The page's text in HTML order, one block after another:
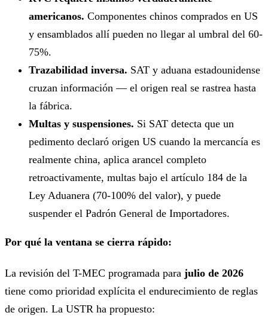
americanos. Componentes chinos comprados en US
y ensamblados allí pueden no llegar al umbral del 60-
75%.
Trazabilidad inversa. SAT y aduana estadounidense
cruzan información — el origen real se rastrea hasta
la fábrica.
Multas y suspensiones. Si SAT detecta que un
pedimento declaró origen US cuando la mercancía es
realmente china, aplica arancel completo
retroactivamente, multas bajo el artículo 184 de la
Ley Aduanera (70-100% del valor), y puede
suspender el Padrón General de Importadores.
Por qué la ventana se cierra rápido:
La revisión del T-MEC programada para julio de 2026
tiene como prioridad explícita el endurecimiento de reglas
de origen. La USTR ha propuesto: